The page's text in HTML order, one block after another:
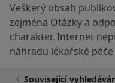
Veškerý obsah
zejména Otázky a
charakter. Internet
náhradu lékařské
Související